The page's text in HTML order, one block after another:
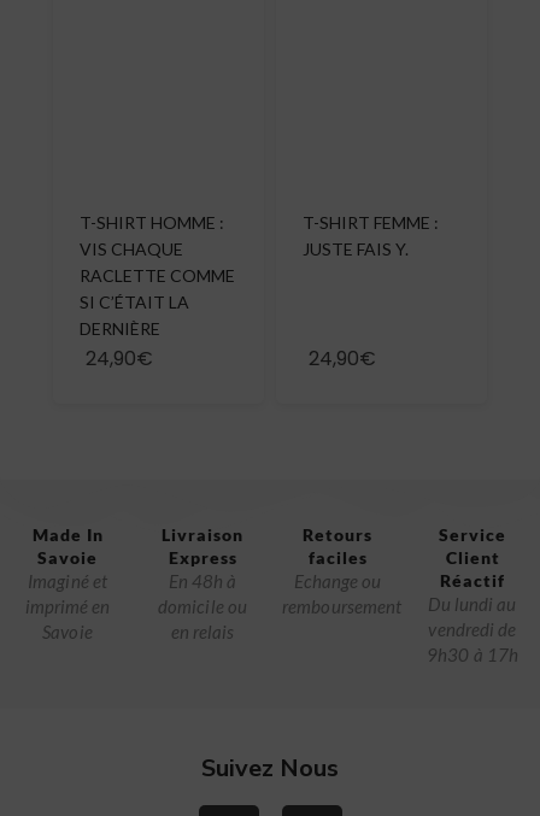
T-SHIRT HOMME :
VIS CHAQUE
RACLETTE COMME
SI C’ÉTAIT LA
DERNIÈRE
24,90€
T-SHIRT FEMME :
JUSTE FAIS Y.
24,90€
Made In
Savoie​
Imaginé et
imprimé en
Savoie
Livraison
Express
En 48h à
domicile ou
en relais
Retours
faciles
Echange ou
remboursement
Service
Client
Réactif​
Du lundi au
vendredi de
9h30 à 17h
Suivez Nous